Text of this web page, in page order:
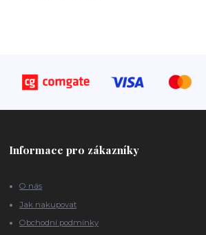
Informace pro zákazníky
O nás
Jak nakupovat
Obchodní podmínky